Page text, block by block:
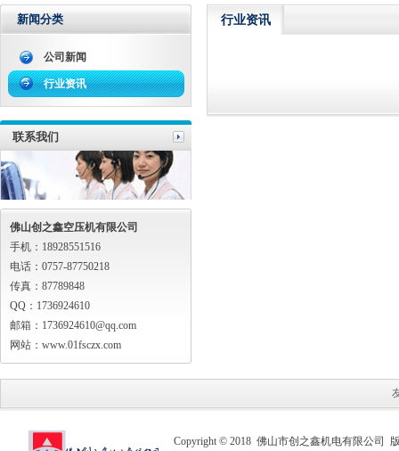
新闻分类
公司新闻
行业资讯
联系我们
佛山创之鑫空压机有限公司
手机：18928551516
电话：0757-87750218
传真：87789848
QQ：1736924610
邮箱：1736924610@qq.com
网站：www.01fsczx.com
行业资讯
Copyright © 2018 佛山市创之鑫机电有限公司